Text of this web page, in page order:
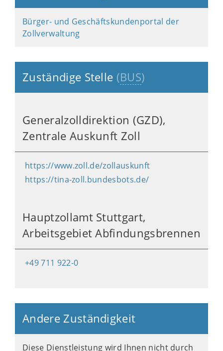
Bürger- und Geschäftskundenportal der
Zollverwaltung
Zuständige Stelle (BUS)
Generalzolldirektion (GZD),
Zentrale Auskunft Zoll
https://www.zoll.de/zollauskunft
https://tina-zoll.bundesbots.de/
Hauptzollamt Stuttgart,
Arbeitsgebiet Abfindungsbrennen
+49 711 922-0
Andere Zuständigkeit
Diese Dienstleistung wird Ihnen nicht durch